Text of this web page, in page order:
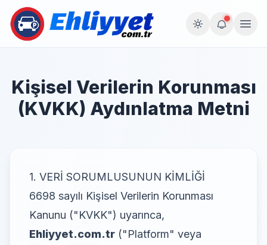
Kişisel Verilerin Korunması
(KVKK) Aydınlatma Metni
1. VERİ SORUMLUSUNUN KİMLİĞİ
6698 sayılı Kişisel Verilerin Korunması
Kanunu ("KVKK") uyarınca,
Ehliyyet.com.tr ("Platform" veya